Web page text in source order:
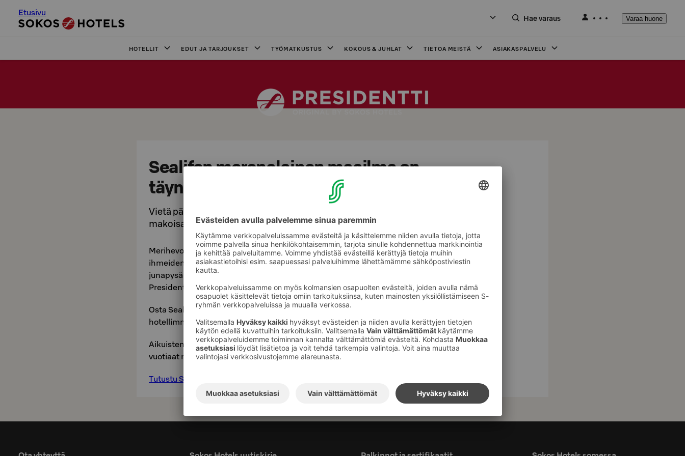
Etusivu
Hae varaus Varaa huone
HOTELLIT EDUT JA TARJOUKSET TYÖMATKUSTUS KOKOUS & JUHLAT TIETOA MEISTÄ ASIAKASPALVELU
Sealifen merenalainen maailma on
täynnä elämyksiä
Vietä päivä ihmetellen ja ihaillen merenalaista elämää SEA LIFE:ssä ja nuku yö
makoisasti Original Sokos Hotel Presidentissä!
Merihevosten, haikalojen, mustekalojen ja muiden merten
ihmeiden asuttama SEA LIFE sijaitsee Pasilassa, vain yhden
junapysäkin tai lyhyen ratikkamatkan päässä Original Sokos Hotel
Presidentistä.
Osta Sealife-liput helposti meiltä! Voit ostaa liput kätevästi
hotellimme vastaanotosta.
Aikuisten lipun hinta on 22 € ja lasten lipun (2-14 v.) 18 €. Alle 2-
vuotiaat maksutta.
Tutustu Sealifeen tästä >>